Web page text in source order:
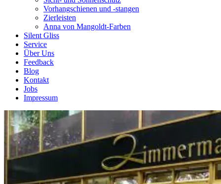
Vorhangschienen und -stangen
Zierleisten
Anna von Mangoldt-Farben
Silent Gliss
Service
Über Uns
Feedback
Blog
Kontakt
Jobs
Impressum